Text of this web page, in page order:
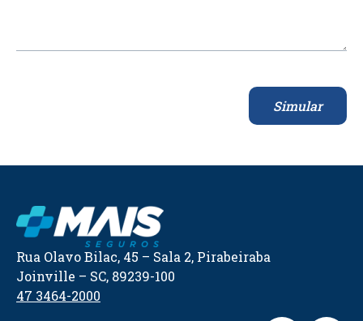
Simular
Rua Olavo Bilac, 45 – Sala 2, Pirabeiraba
Joinville – SC, 89239-100
47 3464-2000